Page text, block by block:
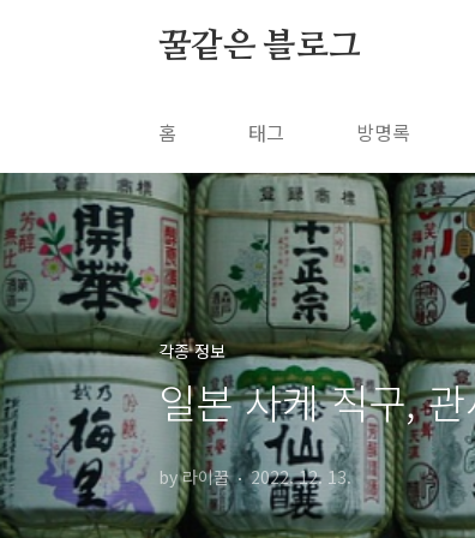
꿀같은 블로그
홈 태그 방명록
각종 정보
일본 사케 직구,
by 라이꿀 2022. 12. 13.